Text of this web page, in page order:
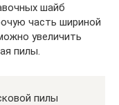
шайб
часть шириной
увеличить
пилы.
пилы